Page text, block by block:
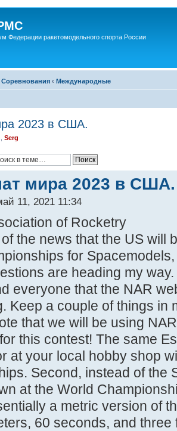
Федерации ракетомодельного спорта России
Соревнования ‹ Международные
2023 в США.
Serg
мира 2023 в США.
11, 2021 11:34
of Rocketry
the news that the US will
for
are heading my
everyone that the NAR
Keep a couple of things in
that we will be using
this contest! The same
at your local hobby shop
Second, instead of the
at the World
a metric version of
60 seconds, and three